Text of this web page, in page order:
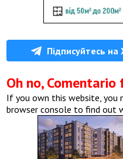
Підписуйтесь
Oh no,
If you own this website,
browser console to find out